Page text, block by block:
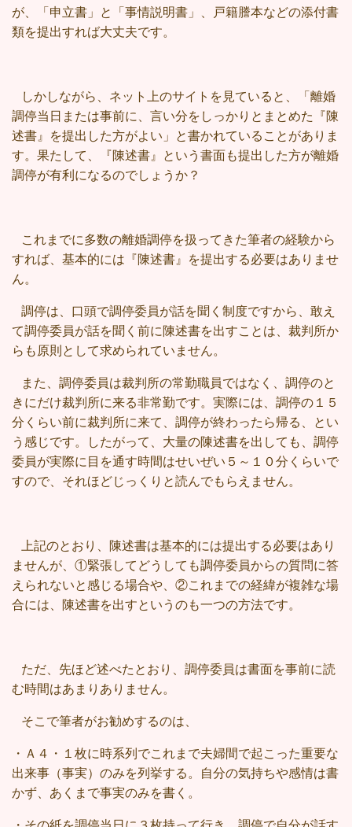
が、「申立書」と「事情説明書」、戸籍謄本などの添付書
類を提出すれば大丈夫です。
しかしながら、ネット上のサイトを見ていると、「離婚
調停当日または事前に、言い分をしっかりとまとめた『陳
述書』を提出した方がよい」と書かれていることがありま
す。果たして、『陳述書』という書面も提出した方が離婚
調停が有利になるのでしょうか？
これまでに多数の離婚調停を扱ってきた筆者の経験から
すれば、基本的には『陳述書』を提出する必要はありませ
ん。
調停は、口頭で調停委員が話を聞く制度ですから、敢え
て調停委員が話を聞く前に陳述書を出すことは、裁判所か
らも原則として求められていません。
また、調停委員は裁判所の常勤職員ではなく、調停のと
きにだけ裁判所に来る非常勤です。実際には、調停の１５
分くらい前に裁判所に来て、調停が終わったら帰る、とい
う感じです。したがって、大量の陳述書を出しても、調停
委員が実際に目を通す時間はせいぜい５～１０分くらいで
すので、それほどじっくりと読んでもらえません。
上記のとおり、陳述書は基本的には提出する必要はあり
ませんが、①緊張してどうしても調停委員からの質問に答
えられないと感じる場合や、②これまでの経緯が複雑な場
合には、陳述書を出すというのも一つの方法です。
ただ、先ほど述べたとおり、調停委員は書面を事前に読
む時間はあまりありません。
そこで筆者がお勧めするのは、
・Ａ４・１枚に時系列でこれまで夫婦間で起こった重要な
出来事（事実）のみを列挙する。自分の気持ちや感情は書
かず、あくまで事実のみを書く。